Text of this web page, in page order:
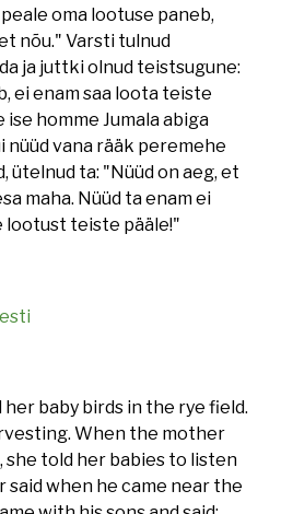
oma lootuse paneb,
nõu." Varsti tulnud
ja juttki olnud teistsugune:
ei enam saa loota teiste
ise homme Jumala abiga
nüüd vana rääk peremehe
ütelnud ta: "Nüüd on aeg, et
maha. Nüüd ta enam ei
lootust teiste pääle!"
baby birds in the rye field.
When the mother
she told her babies to listen
when he came near the